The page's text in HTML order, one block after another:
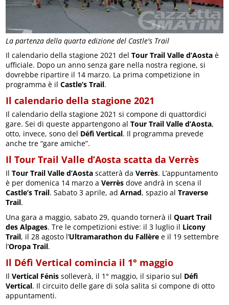
La partenza della quarta edizione del Castle's Trail
Il calendario della stagione 2021 delTour Trail Valle d’Aosta è
ufficiale. Dopo un anno senza gare nella nostra regione, si
dovrebbe ripartire il 14 marzo. La prima competizione in
programma è ilCastle’s Trail.
Il calendario della stagione 2021
Il calendario della stagione 2021 si compone di quattordici
gare. Sei di queste appartengono al Tour Trail Valle d’Aosta,
otto, invece, sono del Défì Vertical. Il programma prevede
anche tre “gare amiche”.
Il Tour Trail Valle d’Aosta scatta da Verrès
IlTour Trail Valle d’Aosta scatterà da Verrès. L’appuntamento
è per domenica 14 marzo aVerrès dove andrà in scena il
Castle’s Trail. Sabato 3 aprile, adArnad, spazio alTraverse
Trail.
Una gara a maggio, sabato 29, quando tornerà ilQuart Trail
des Alpages. Tre le competizioni estive: il 3 luglio il Licony
Trail, il 28 agosto l’Ultramarathon du Fallère e il 19 settembre
l’Oropa Trail.
Il Défì Vertical comincia il 1° maggio
IlVertical Fénis solleverà, il 1° maggio, il sipario sul Défì
Vertical. Il circuito delle gare di sola salita si compone di otto
appuntamenti.